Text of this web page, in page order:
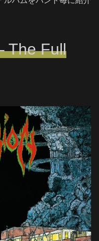
The Full